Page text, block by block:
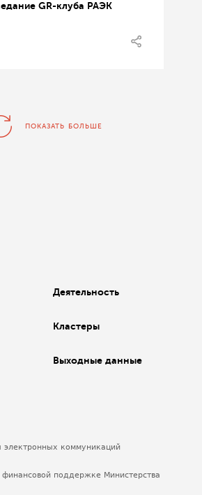
GR-клуба РАЭК
ПОКАЗАТЬ БОЛЬШЕ
Деятельность
Кластеры
Выходные данные
электронных коммуникаций
поддержке Министерства